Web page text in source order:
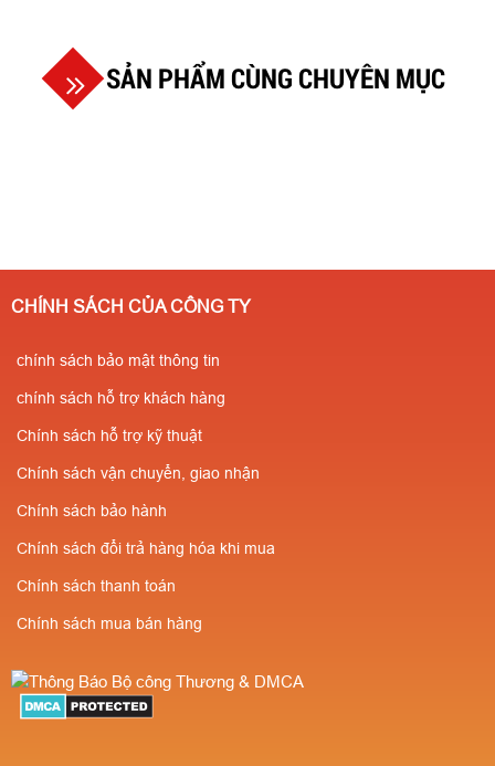
SẢN PHẨM CÙNG CHUYÊN MỤC
CHÍNH SÁCH CỦA CÔNG TY
chính sách bảo mật thông tin
chính sách hỗ trợ khách hàng
Chính sách hỗ trợ kỹ thuật
Chính sách vận chuyển, giao nhận
Chính sách bảo hành
Chính sách đổi trả hàng hóa khi mua
Chính sách thanh toán
Chính sách mua bán hàng